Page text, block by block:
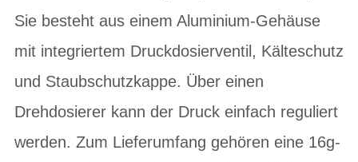
Sie besteht aus einem Aluminium-Gehäuse
mit integriertem Druckdosierventil, Kälteschutz
und Staubschutzkappe. Über einen
Drehdosierer kann der Druck einfach reguliert
werden. Zum Lieferumfang gehören eine 16g-